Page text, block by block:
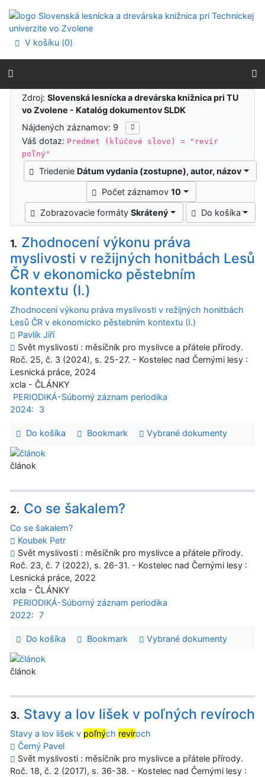
Prejsť na menu
Prehlásenie o webovej prístupnosti
V košíku (0)
Výsledky vyhľadávania
Zdroj:Slovenská lesnícka a drevárska knižnica pri TU
vo Zvolene - Katalóg dokumentov SLDK
Nájdených záznamov: 9
Váš dotaz: Predmet (kľúčové slovo) = "revír
poľný"
Triedenie Dátum vydania (zostupne), autor, názov
Počet záznamov10
Zobrazovacie formátySkrátený Do košíka
1. Zhodnocení výkonu práva
myslivosti v režijných honitbách Lesů
ČR v ekonomicko pěstebním
kontextu (I.)
Zhodnocení výkonu práva myslivosti v režijných honitbách
Lesů ČR v ekonomicko pěstebním kontextu (I.)
Pavlík Jiří
Svět myslivosti : měsíčník pro myslivce a přátele přírody.
Roč. 25, č. 3 (2024), s. 25-27. - Kostelec nad Černými lesy :
Lesnická práce, 2024
xcla - ČLÁNKY
PERIODIKÁ-Súborný záznam periodika
2024:
3
Do košíka Bookmark Vybrané dokumenty
článok
2. Co se šakalem?
Co se šakalem?
Koubek Petr
Svět myslivosti : měsíčník pro myslivce a přátele přírody.
Roč. 23, č. 7 (2022), s. 26-31. - Kostelec nad Černými lesy :
Lesnická práce, 2022
xcla - ČLÁNKY
PERIODIKÁ-Súborný záznam periodika
2022: 7
Do košíka Bookmark Vybrané dokumenty
článok
3. Stavy a lov lišek v poľných revíroch
Stavy a lov lišek v poľných revíroch
Černý Pavel
Svět myslivosti : měsíčník pro myslivce a přátele přírody.
Roč. 18, č. 2 (2017), s. 36-38. - Kostelec nad Černými lesy :